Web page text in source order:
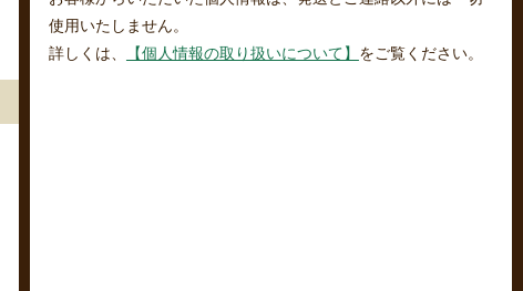
使用いたしません。
詳しくは、
【個人情報の取り扱いについて】 をご覧ください。